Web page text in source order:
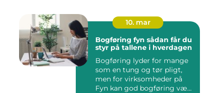
10. mar
Bogføring fyn sådan får du
styr på tallene i hverdagen
Bogføring lyder for mange
som en tung og tør pligt,
men for virksomheder på
Fyn kan god bogføring væ...